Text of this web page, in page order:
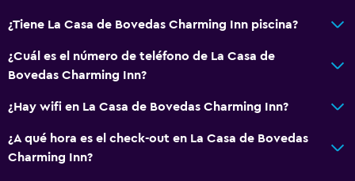
¿Tiene La Casa de Bovedas Charming Inn piscina?
¿Cuál es el número de teléfono de La Casa de
Bovedas Charming Inn?
¿Hay wifi en La Casa de Bovedas Charming Inn?
¿A qué hora es el check-out en La Casa de Bovedas
Charming Inn?